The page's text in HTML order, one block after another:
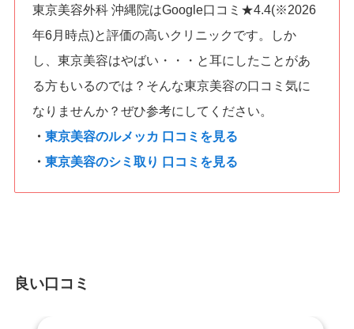
東京美容外科 沖縄院はGoogle口コミ★4.4(※2026
年6月時点)と評価の高いクリニックです。しか
し、東京美容はやばい・・・と耳にしたことがあ
る方もいるのでは？そんな東京美容の口コミ気に
なりませんか？ぜひ参考にしてください。
・東京美容のルメッカ 口コミを見る
・東京美容のシミ取り 口コミを見る
良い口コミ